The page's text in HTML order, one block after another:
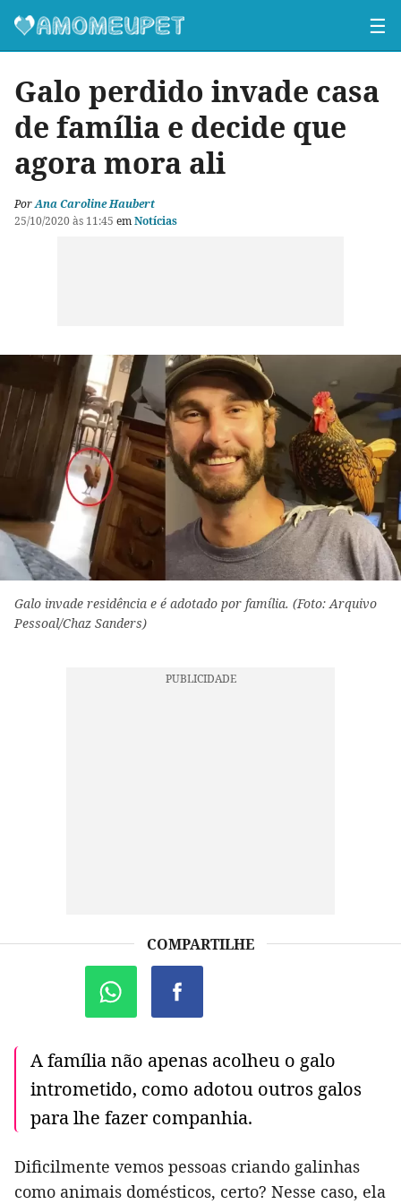
☰
Galo perdido invade casa
de família e decide que
agora mora ali
PorAna Caroline Haubert
25/10/2020 às 11:45 emNotícias
Galo invade residência e é adotado por família. (Foto: Arquivo
Pessoal/Chaz Sanders)
COMPARTILHE
A família não apenas acolheu o galo
intrometido, como adotou outros galos
para lhe fazer companhia.
Dificilmente vemos pessoas criando galinhas
como animais domésticos, certo? Nesse caso, ela